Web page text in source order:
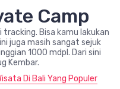
Camp
tracking. Bisa kamu lakukan
juga masih sangat sejuk
1000 mdpl. Dari sini
Kembar.
Di Bali Yang Populer